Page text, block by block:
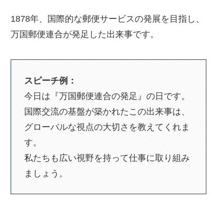
1878年、国際的な郵便サービスの発展を目指し、
万国郵便連合が発足した出来事です。
スピーチ例：
今日は『万国郵便連合の発足』の日です。
国際交流の基盤が築かれたこの出来事は、
グローバルな視点の大切さを教えてくれま
す。
私たちも広い視野を持って仕事に取り組み
ましょう。